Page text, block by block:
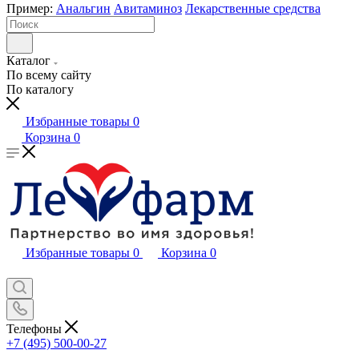
Пример: Анальгин Авитаминоз Лекарственные средства
Каталог
По всему сайту
По каталогу
Избранные товары 0
Корзина 0
Избранные товары 0 Корзина 0
Телефоны
+7 (495) 500-00-27